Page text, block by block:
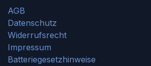
AGB
Datenschutz
Widerrufsrecht
Impressum
Batteriegesetzhinweise